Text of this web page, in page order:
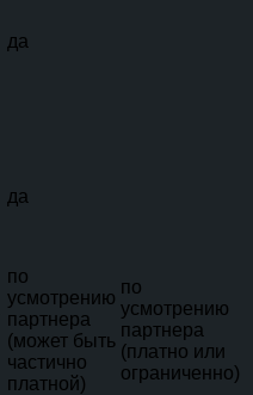
да
да
по
усмотрению
партнера
(может быть
частично
платной)
по
усмотрению
партнера
(платно или
ограниченно)